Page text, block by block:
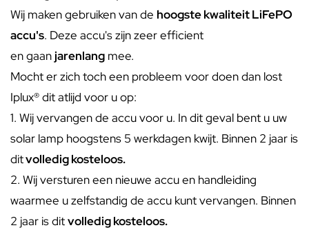
Wij maken gebruiken van de hoogste kwaliteit LiFePO
accu's. Deze accu's zijn zeer efficient
en gaanjarenlang mee.
Mocht er zich toch een probleem voor doen dan lost
Iplux® dit atlijd voor u op:
1. Wij vervangen de accu voor u. In dit geval bent u uw
solar lamp hoogstens 5 werkdagen kwijt. Binnen 2 jaar is
ditvolledig kosteloos.
2. Wij versturen een nieuwe accu en handleiding
waarmee u zelfstandig de accu kunt vervangen. Binnen
2 jaar is ditvolledig kosteloos.